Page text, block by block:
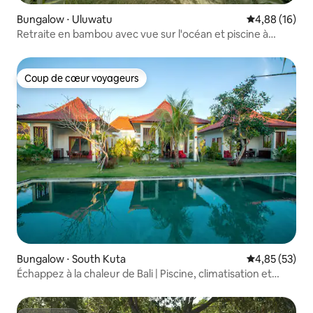
Bungalow ⋅ Uluwatu Évaluation
4,88 (16)
Retraite en bambou avec vue sur l'océan et piscine à
Coup de cœur voyageurs
Coup de cœur voyageurs
Bungalow ⋅ South Kuta Évaluation
4,85 (53)
Échappez à la chaleur de Bali | Piscine, climatisation et